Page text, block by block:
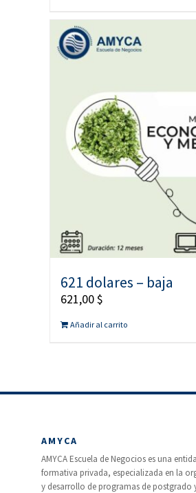
621 dolares – baja
621,00$
Añadir al carrito
AMYCA
AMYCA Escuela de Negocios es una
formativa privada, especializada en la
y desarrollo de programas de postgrado